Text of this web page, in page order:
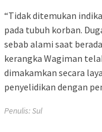
“Tidak ditemukan
pada tubuh korban.
sebab alami saat
kerangka Wagiman
dimakamkan secara
penyelidikan dengan
Penulis: Sul